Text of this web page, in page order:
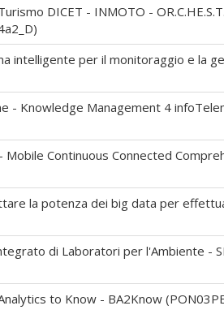
DICET - INMOTO -
intelligente per il monitoraggio e la
- Knowledge Management 4
Continuous Connected
la potenza dei big data per
di Laboratori per l'Ambiente -
to Know - BA2Know